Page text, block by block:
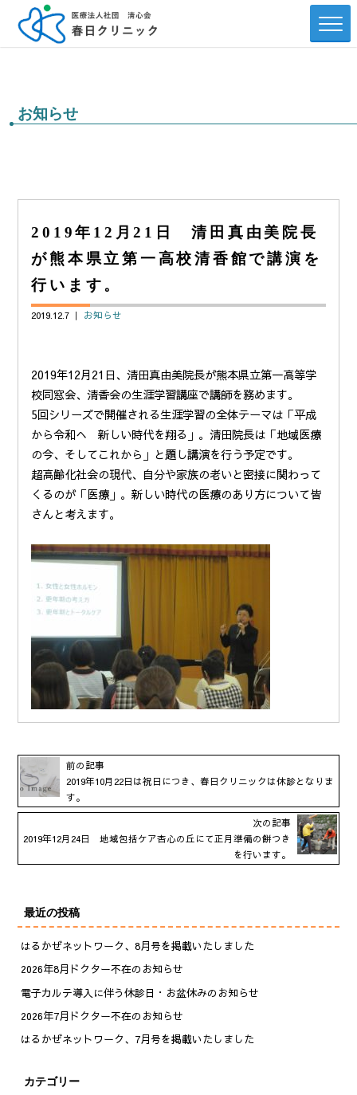
お知らせ
2019年12月21日 清田真由美院長
が熊本県立第一高校清香館で講演を
行います。
2019.12.7 ｜ お知らせ
2019年12月21日、清田真由美院長が熊本県立第一高等学
校同窓会、清香会の生涯学習講座で講師を務めます。
5回シリーズで開催される生涯学習の全体テーマは「平成
から令和へ 新しい時代を翔る」。清田院長は「地域医療
の今、そしてこれから」と題し講演を行う予定です。
超高齢化社会の現代、自分や家族の老いと密接に関わって
くるのが「医療」。新しい時代の医療のあり方について皆
さんと考えます。
前の記事
2019年10月22日は祝日につき、春日クリニックは休診となりま
す。
次の記事
2019年12月24日 地域包括ケア杏心の丘にて正月準備の餅つき
を行います。
最近の投稿
はるかぜネットワーク、8月号を掲載いたしました
2026年8月ドクター不在のお知らせ
電子カルテ導入に伴う休診日・お盆休みのお知らせ
2026年7月ドクター不在のお知らせ
はるかぜネットワーク、7月号を掲載いたしました
カテゴリー